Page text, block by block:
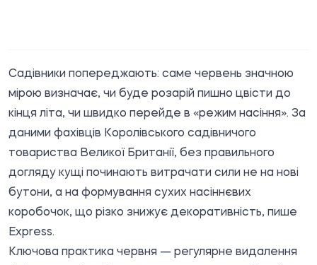
Садівники попереджають: саме червень значною
мірою визначає, чи буде розарій пишно цвісти до
кінця літа, чи швидко перейде в «режим насіння». За
даними фахівців Королівського садівничого
товариства Великої Британії, без правильного
догляду кущі починають витрачати сили не на нові
бутони, а на формування сухих насіннєвих
коробочок, що різко знижує декоративність, пише
Express.
Ключова практика червня — регулярне видалення